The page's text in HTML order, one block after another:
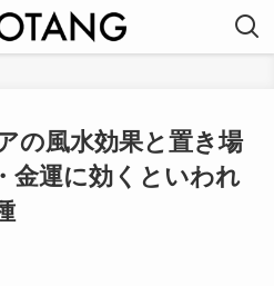
の風水効果と置き場
金運に効くといわれ